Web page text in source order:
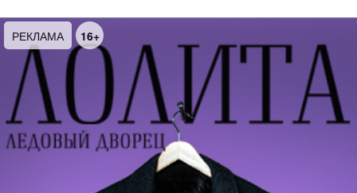
за это исследование. Музыку к спектаклю написал
студент В.Батраков, афишу создала студентка
В.Островская, а это значит – современное
поколение чувствует и понимает важность и
необходимость разговора о войне. Правнуки к
прадедам. От сердца к сердцу. Честно, поэтично,
музыкально, пластически. О войне – честно. О
любви – честно. О красоте – искренне.
Режиссёр-постановщик Н.А.Мишин
РЕКЛАМА 16+